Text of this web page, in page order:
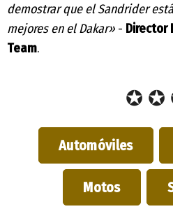
demostrar que el Sandrider
mejores en el Dakar» - Director
Team.
✪ ✪
Automóviles
Motos